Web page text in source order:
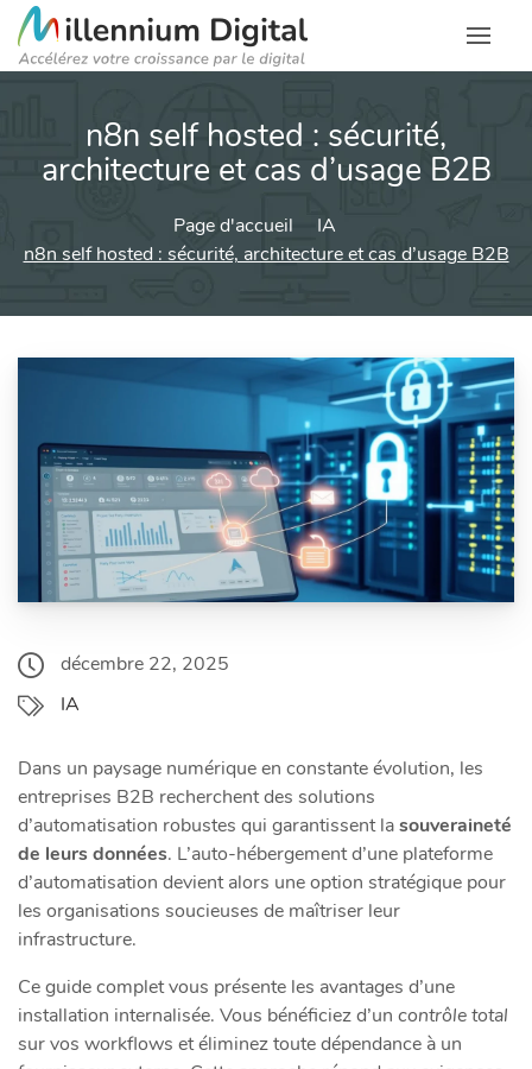
n8n self hosted : sécurité,
architecture et cas d’usage B2B
Page d'accueil
IA
n8n self hosted : sécurité, architecture et cas d’usage B2B
décembre 22, 2025
IA
Dans un paysage numérique en constante évolution, les
entreprises B2B recherchent des solutions
d’automatisation robustes qui garantissent lasouveraineté
de leurs données. L’auto-hébergement d’une plateforme
d’automatisation devient alors une option stratégique pour
les organisations soucieuses de maîtriser leur
infrastructure.
Ce guide complet vous présente les avantages d’une
installation internalisée. Vous bénéficiez d’un contrôle total
sur vos workflows et éliminez toute dépendance à un